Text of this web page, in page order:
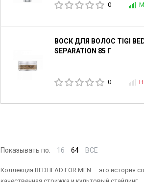
0
ВОСК ДЛЯ ВОЛОС TIGI BED
SEPARATION 85 Г
0
Показывать по: 16 64 ВСЕ
Коллекция BEDHEAD FOR MEN — это